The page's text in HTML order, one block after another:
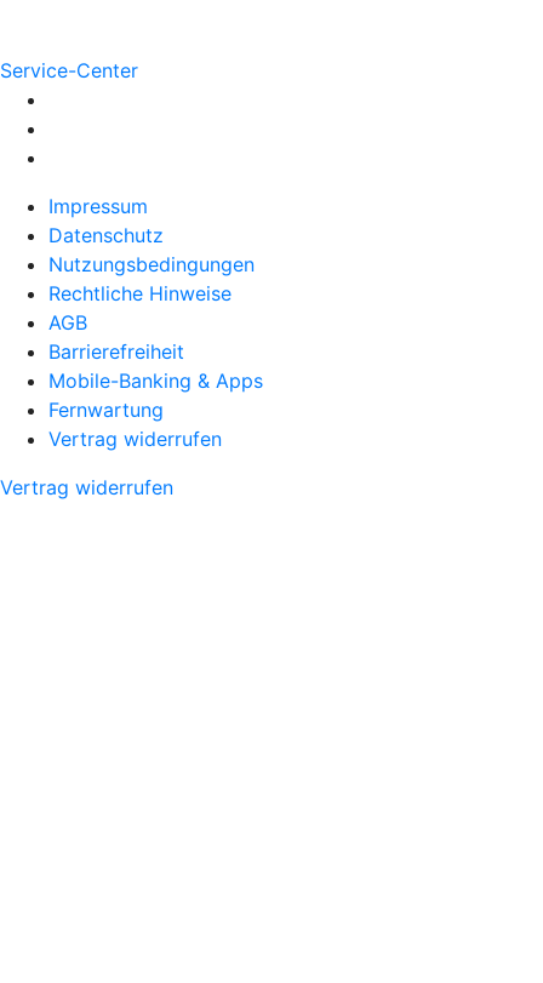
Service-Center
Impressum
Datenschutz
Nutzungsbedingungen
Rechtliche Hinweise
AGB
Barrierefreiheit
Mobile-Banking & Apps
Fernwartung
Vertrag widerrufen
Vertrag widerrufen